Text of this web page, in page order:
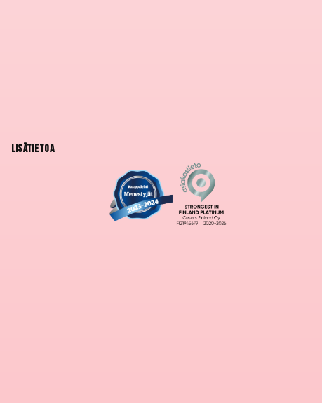
Lisätietoa